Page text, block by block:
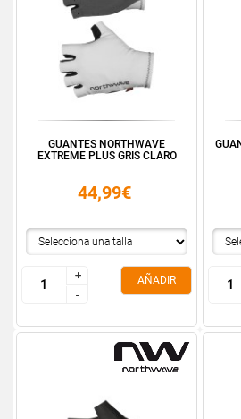
GUANTES NORTHWAVE
EXTREME PLUS GRIS CLARO
44,99€
+
-
+
-
AÑADIR